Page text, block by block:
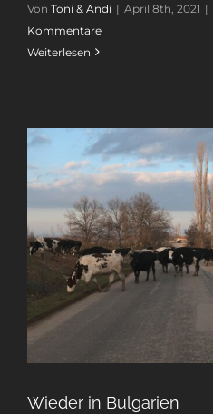
Von Toni & Andi | April 8th, 2021 |
Kommentare
Weiterlesen
Wieder in Bulgarien